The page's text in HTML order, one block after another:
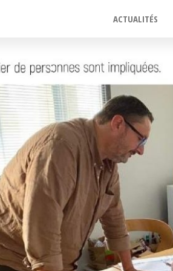
ACTUALITÉS